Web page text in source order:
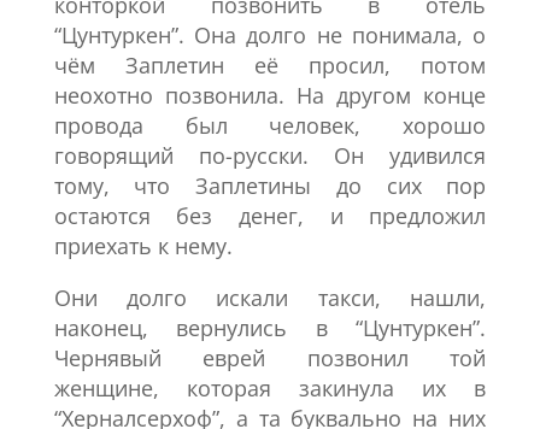
“Цунтуркен”. Она долго не понимала, о
чём Заплетин её просил, потом
неохотно позвонила. На другом конце
провода был человек, хорошо
говорящий по-русски. Он удивился
тому, что Заплетины до сих пор
остаются без денег, и предложил
приехать к нему.
Они долго искали такси, нашли,
наконец, вернулись в “Цунтуркен”.
Чернявый еврей позвонил той
женщине, которая закинула их в
“Херналсерхоф”, а та буквально на них